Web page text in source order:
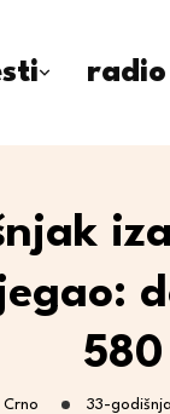
radio
Crno
33-